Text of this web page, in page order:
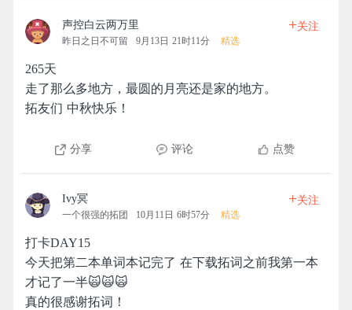
声控白云两万里
昨日之日不可留 9月13日 21时11分 精选
+关注
265天
走了那么多地方，最圆的月亮还是家的地方。
拓友们 中秋快乐！
分享 评论 点赞
Ivy冥
一个很强的拓团 10月11日 6时57分 精选
+关注
打卡DAY15
今天把第二本单词本记完了 在下载拓词之前我第一本
才记了一半🙀🙀🙀
真的很感谢拓词！